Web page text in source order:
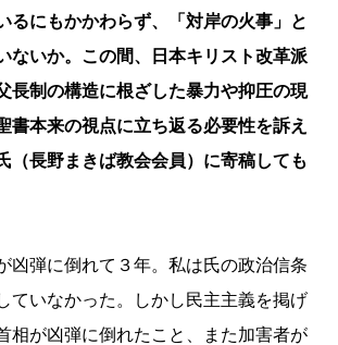
るにもかかわらず、「対岸の火事」と
ないか。この間、日本キリスト改革派
長制の構造に根ざした暴力や抑圧の現
書本来の視点に立ち返る必要性を訴え
（長野まきば教会会員）に寄稿しても
凶弾に倒れて３年。私は氏の政治信条
ていなかった。しかし民主主義を掲げ
相が凶弾に倒れたこと、また加害者が